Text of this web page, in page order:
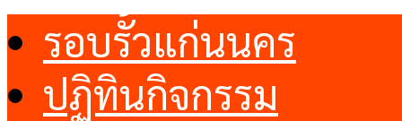
รอบรั้วแก่นนคร
ปฏิทินกิจกรรม